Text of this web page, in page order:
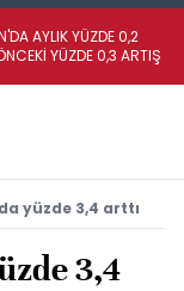
AYLIK YÜZDE 0,2
YÜZDE 0,3 ARTIŞ
yüzde 3,4 arttı
3,4